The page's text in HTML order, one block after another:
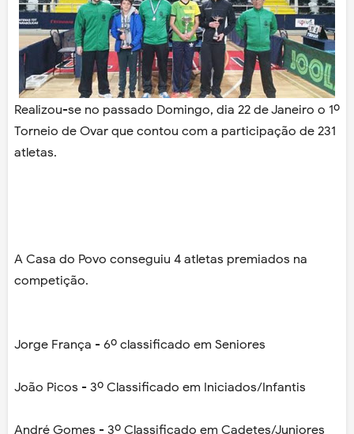
Realizou-se no passado Domingo, dia 22 de Janeiro o 1º
Torneio de Ovar que contou com a participação de 231
atletas.
A Casa do Povo conseguiu 4 atletas premiados na
competição.
Jorge França - 6º classificado em Seniores
João Picos - 3º Classificado em Iniciados/Infantis
André Gomes - 3º Classificado em Cadetes/Juniores